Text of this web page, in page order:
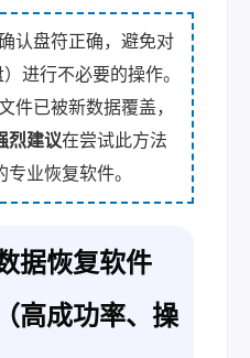
认盘符正确，避免对
进行不必要的操作。
件已被新数据覆盖，
烈建议在尝试此方法
业恢复软件。
据恢复软件
成功率、操